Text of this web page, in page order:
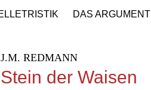
DAS ARGUMENT
J.M. REDMANN
Stein der Waisen